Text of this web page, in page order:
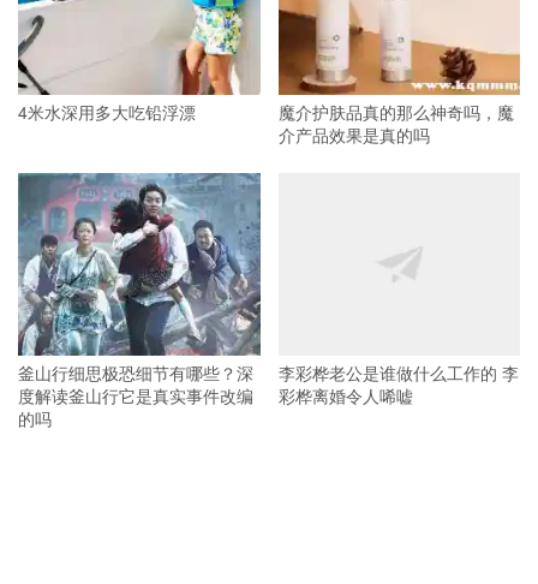
4米水深用多大吃铅浮漂
魔介护肤品真的那么神奇吗，魔
介产品效果是真的吗
釜山行细思极恐细节有哪些？深
度解读釜山行它是真实事件改编
的吗
李彩桦老公是谁做什么工作的 李
彩桦离婚令人唏嘘